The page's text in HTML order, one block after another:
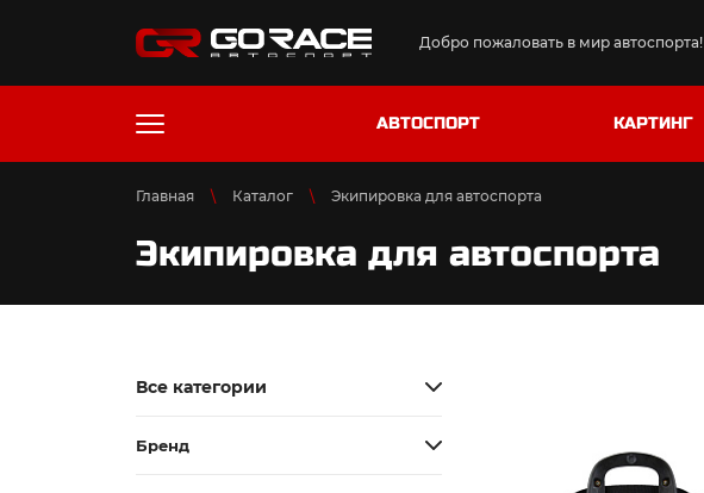
Добро пожаловать в мир автоспорта!
АВТОСПОРТ КАРТИНГ
Главная Каталог Экипировка для автоспорта
Экипировка для автоспорта
Все категории
Бренд